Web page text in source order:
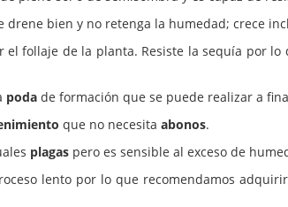
drene bien y no retenga la humedad; crece
el follaje de la planta. Resiste la sequía por
poda de formación que se puede realizar a
que no necesita abonos.
plagas pero es sensible al exceso de
lento por lo que recomendamos